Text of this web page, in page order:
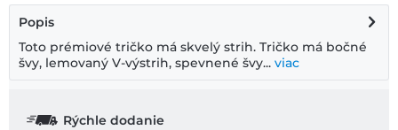
Popis
Toto prémiové tričko má skvelý strih. Tričko má bočné
švy, lemovaný V-výstrih, spevnené švy... viac
Rýchle dodanie